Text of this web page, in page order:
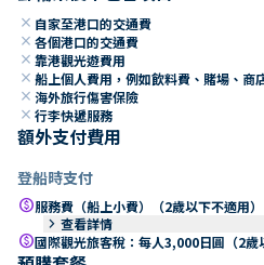
close 自家至港口的交通費
close 各個港口的交通費
close 靠港觀光遊費用
close 船上個人費用，例如飲料費、賭場、商
close 海外旅行傷害保險
close 行李快遞服務
額外支付費用
登船時支付
paid服務費（船上小費）（2歲以下不適用）
keyboard_arrow_right 查看詳情
paid國際觀光旅客稅：每人3,000日圓（2